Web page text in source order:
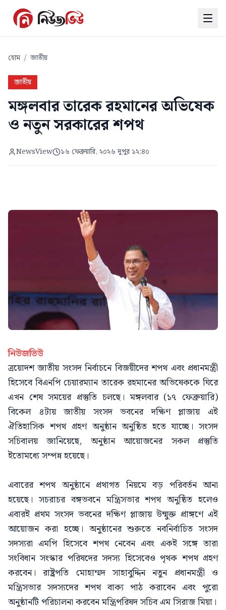
হোম / জাতীয়
জাতীয়
মঙ্গলবার তারেক রহমানের অভিষেক
ও নতুন সরকারের শপথ
NewsView ১৬ ফেব্রুয়ারি, ২০২৬ দুপুর ১২:৪০
নিউজভিউ
ত্রয়োদশ জাতীয় সংসদ নির্বাচনে বিজয়ীদের শপথ এবং প্রধানমন্ত্রী
হিসেবে বিএনপি চেয়ারম্যান তারেক রহমানের অভিষেককে ঘিরে
এখন শেষ সময়ের প্রস্তুতি চলছে। মঙ্গলবার (১৭ ফেব্রুয়ারি)
বিকেল ৪টায় জাতীয় সংসদ ভবনের দক্ষিণ প্লাজায় এই
ঐতিহাসিক শপথ গ্রহণ অনুষ্ঠান অনুষ্ঠিত হতে যাচ্ছে। সংসদ
সচিবালয় জানিয়েছে, অনুষ্ঠান আয়োজনের সকল প্রস্তুতি
ইতোমধ্যে সম্পন্ন হয়েছে।
এবারের শপথ অনুষ্ঠানে প্রথাগত নিয়মে বড় পরিবর্তন আনা
হয়েছে। সচরাচর বঙ্গভবনে মন্ত্রিসভার শপথ অনুষ্ঠিত হলেও
এবারই প্রথম সংসদ ভবনের দক্ষিণ প্লাজায় উন্মুক্ত প্রাঙ্গণে এই
আয়োজন করা হচ্ছে। অনুষ্ঠানের শুরুতে নবনির্বাচিত সংসদ
সদস্যরা এমপি হিসেবে শপথ নেবেন এবং একই সঙ্গে তারা
সংবিধান সংস্কার পরিষদের সদস্য হিসেবেও পৃথক শপথ গ্রহণ
করবেন। রাষ্ট্রপতি মোহাম্মদ সাহাবুদ্দিন নতুন প্রধানমন্ত্রী ও
মন্ত্রিসভার সদস্যদের শপথ বাক্য পাঠ করাবেন এবং পুরো
অনুষ্ঠানটি পরিচালনা করবেন মন্ত্রিপরিষদ সচিব এম সিরাজ মিয়া।